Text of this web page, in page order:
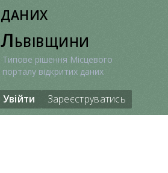
даних
Львівщини
Типове рішення Місцевого
порталу відкритих даних
Увійти Зареєструватись